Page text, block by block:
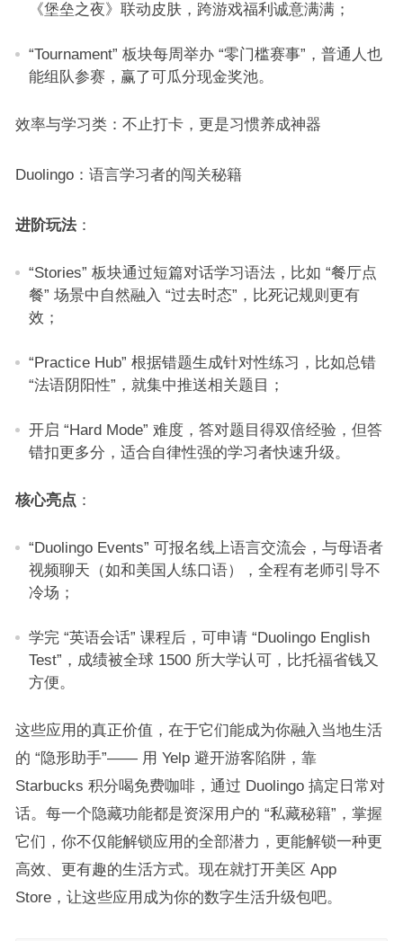
《堡垒之夜》联动皮肤，跨游戏福利诚意满满；​
“Tournament” 板块每周举办 “零门槛赛事”，普通人也
能组队参赛，赢了可瓜分现金奖池。​
效率与学习类：不止打卡，更是习惯养成神器​
Duolingo：语言学习者的闯关秘籍​
进阶玩法：​
“Stories” 板块通过短篇对话学习语法，比如 “餐厅点
餐” 场景中自然融入 “过去时态”，比死记规则更有
效；​
“Practice Hub” 根据错题生成针对性练习，比如总错
“法语阴阳性”，就集中推送相关题目；​
开启 “Hard Mode” 难度，答对题目得双倍经验，但答
错扣更多分，适合自律性强的学习者快速升级。​
核心亮点 ：​
“Duolingo Events” 可报名线上语言交流会，与母语者
视频聊天（如和美国人练口语），全程有老师引导不
冷场；​
学完 “英语会话” 课程后，可申请 “Duolingo English
Test”，成绩被全球 1500 所大学认可，比托福省钱又
方便。​
这些应用的真正价值，在于它们能成为你融入当地生活
的 “隐形助手”—— 用 Yelp 避开游客陷阱，靠
Starbucks 积分喝免费咖啡，通过 Duolingo 搞定日常对
话。每一个隐藏功能都是资深用户的 “私藏秘籍”，掌握
它们，你不仅能解锁应用的全部潜力，更能解锁一种更
高效、更有趣的生活方式。现在就打开美区 App
Store，让这些应用成为你的数字生活升级包吧。